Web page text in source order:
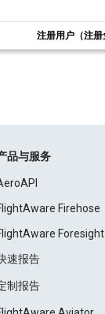
注册用户（注
品与服务
Firehose
Foresight
速报告
制报告